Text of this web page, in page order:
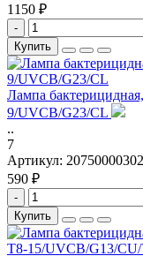
1150 ₽
-
Купить
Лампа
9/UVCB/G23/CL
..
7
Артикул:
590 ₽
-
Купить